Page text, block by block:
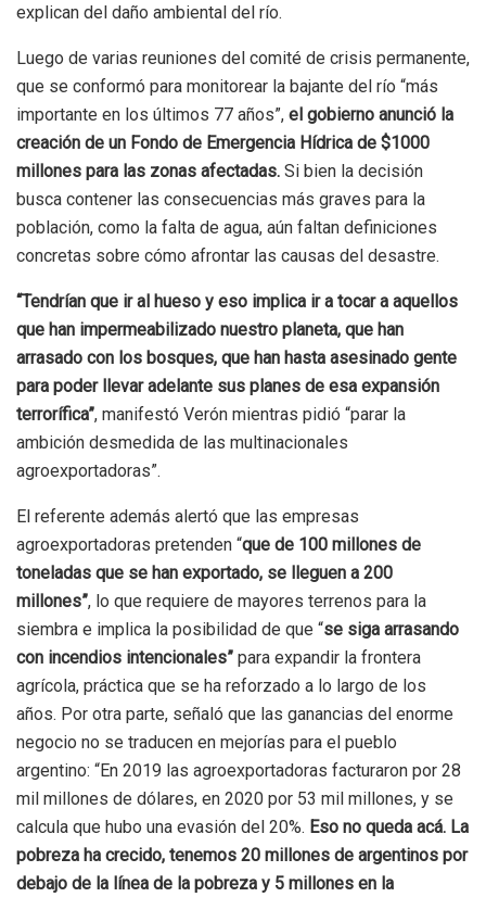
explican del daño ambiental del río.
Luego de varias reuniones del comité de crisis permanente,
que se conformó para monitorear la bajante del río “más
importante en los últimos 77 años”, el gobierno anunció la
creación de un Fondo de Emergencia Hídrica de $1000
millones para las zonas afectadas. Si bien la decisión
busca contener las consecuencias más graves para la
población, como la falta de agua, aún faltan definiciones
concretas sobre cómo afrontar las causas del desastre.
“Tendrían que ir al hueso y eso implica ir a tocar a aquellos
que han impermeabilizado nuestro planeta, que han
arrasado con los bosques, que han hasta asesinado gente
para poder llevar adelante sus planes de esa expansión
terrorífica”, manifestó Verón mientras pidió “parar la
ambición desmedida de las multinacionales
agroexportadoras”.
El referente además alertó que las empresas
agroexportadoras pretenden “que de 100 millones de
toneladas que se han exportado, se lleguen a 200
millones”, lo que requiere de mayores terrenos para la
siembra e implica la posibilidad de que “se siga arrasando
con incendios intencionales” para expandir la frontera
agrícola, práctica que se ha reforzado a lo largo de los
años. Por otra parte, señaló que las ganancias del enorme
negocio no se traducen en mejorías para el pueblo
argentino: “En 2019 las agroexportadoras facturaron por 28
mil millones de dólares, en 2020 por 53 mil millones, y se
calcula que hubo una evasión del 20%. Eso no queda acá. La
pobreza ha crecido, tenemos 20 millones de argentinos por
debajo de la línea de la pobreza y 5 millones en la